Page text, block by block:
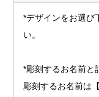
*デザインをお選び
い。
*彫刻するお名前と
彫刻するお名前は